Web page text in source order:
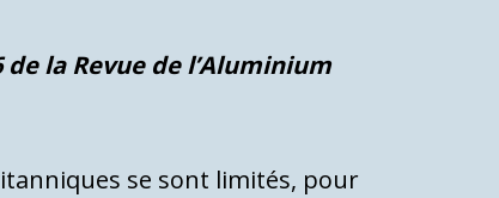
la Revue de l’Aluminium
se sont limités, pour